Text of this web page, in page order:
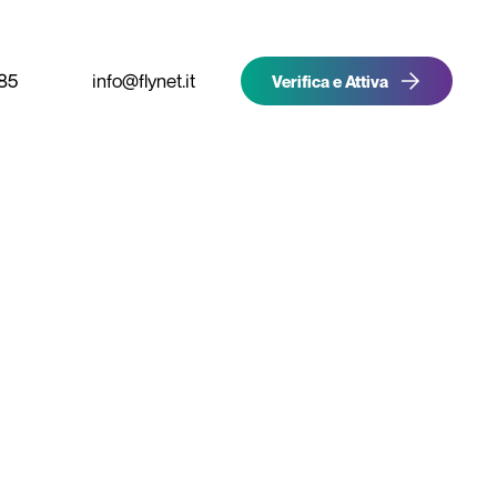
info@flynet.it Verifica e Attiva